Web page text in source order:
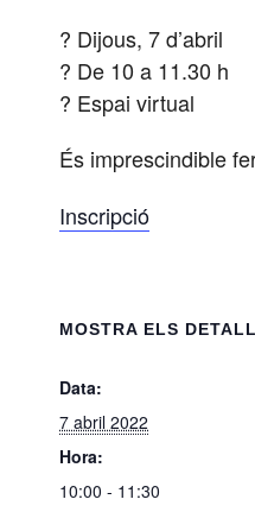
? Dijous, 7 d’abril
? De 10 a 11.30 h
? Espai virtual
És imprescindible
Inscripció
MOSTRA ELS
Data:
7 abril 2022
Hora:
10:00 - 11:30